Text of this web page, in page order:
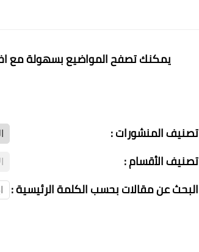
يمكنك تصفح المواضيع بسهولة مع
تصنيف المنشورات :
تصنيف الأقسام :
البحث عن مقالات بحسب الكلمة الرئيسية :